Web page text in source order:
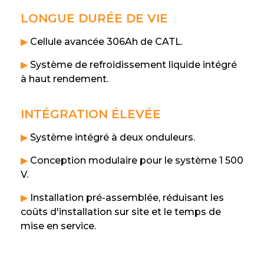
LONGUE DURÉE DE VIE
▶Cellule avancée 306Ah de CATL.
▶Système de refroidissement liquide intégré
à haut rendement.
INTÉGRATION ÉLEVÉE
▶Système intégré à deux onduleurs.
▶Conception modulaire pour le système 1 500
V.
▶Installation pré-assemblée, réduisant les
coûts d'installation sur site et le temps de
mise en service.